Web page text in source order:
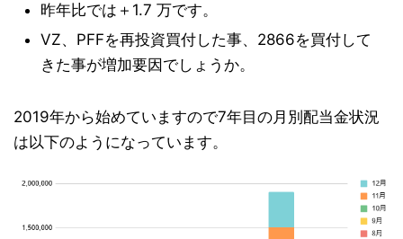
昨年比では＋1.7 万です。
VZ、PFFを再投資買付した事、2866を買付して
きた事が増加要因でしょうか。
2019年から始めていますので7年目の月別配当金状況
は以下のようになっています。